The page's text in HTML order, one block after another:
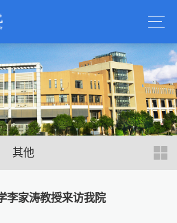
其他
李家涛教授来访我院